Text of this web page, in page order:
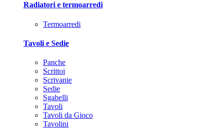
Radiatori e termoarredi
Termoarredi
Tavoli e Sedie
Panche
Scrittoi
Scrivanie
Sedie
Sgabelli
Tavoli
Tavoli da Gioco
Tavolini